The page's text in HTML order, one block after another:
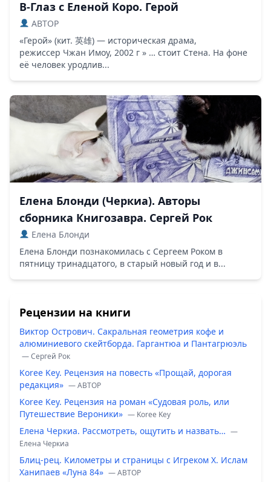
В-Глаз с Еленой Коро. Герой
ABTOP
«Герой» (кит. 英雄) — историческая драма,
режиссер Чжан Имоу, 2002 г » … стоит Стена. На фоне
её человек уродлив...
Елена Блонди (Черкиа). Авторы
сборника Книгозавра. Сергей Рок
Елена Блонди
Елена Блонди познакомилась с Сергеем Роком в
пятницу тринадцатого, в старый новый год и в...
Рецензии на книги
Виктор Острович. Сакральная геометрия кофе и
алюминиевого скейтборда. Гаргантюа и Пантагрюэль
— Сергей Рок
Koree Key. Рецензия на повесть «Прощай, дорогая
редакция» — ABTOP
Koree Key. Рецензия на роман «Судовая роль, или
Путешествие Вероники» — Koree Key
Елена Черкиа. Рассмотреть, ощутить и назвать… —
Елена Черкиа
Блиц-рец. Километры и страницы с Игреком Х. Ислам
Ханипаев «Луна 84» — ABTOP